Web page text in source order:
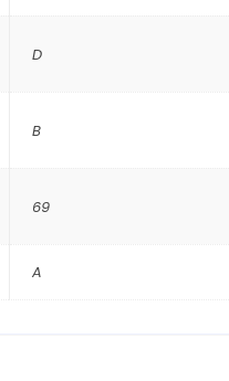
D
B
69
A